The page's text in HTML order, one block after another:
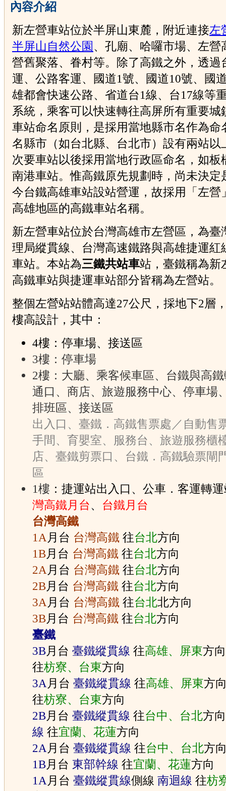
內容介紹
新左營車站位於半屏山東麓，附近連接左
半屏山自然公園、孔廟、哈囉市場、左營
營舊聚落、眷村等。除了高鐵之外，透過
運、公路客運、國道1號、國道10號、國
雄都會快速公路、省道台1線、台17線等
系統，乘客可以快速轉往高屏所有重要城
車站命名原則，是採用當地縣市名作為命
名縣市（如台北縣、台北市）設有兩站以
次要車站以後採用當地行政區命名，如板
南港車站。惟高鐵原先規劃時，尚未決定
今台鐵高雄車站設站營運，故採用「左營
高雄地區的高鐵車站名稱。
新左營車站位於台灣高雄市左營區，為臺
理局縱貫線、台灣高速鐵路與高雄捷運紅
車站。本站為三鐵共站車站，臺鐵稱為新
高鐵車站與捷運車站部分皆稱為左營站。
整個左營站站體高達27公尺，採地下2層
樓高設計，其中：
4樓：停車場、接送區
3樓：停車場
2樓：大廳、乘客候車區、台鐵與高
通口、商店、旅遊服務中心、停車場
排班區、接送區
出入口、臺鐵．高鐵售票處／自動售
手間、育嬰室、服務台、旅遊服務櫃
店、臺鐵剪票口、台鐵．高鐵驗票閘
區
1樓 ：捷運站出入口、公車．客運轉
灣高鐵月台、 台鐵月台
台灣高鐵
1A 月台 台灣高鐵 往台北方向
1B月台 台灣高鐵 往台北方向
2A 月台 台灣高鐵 往台北方向
2B月台 台灣高鐵 往台北方向
3A 月台 台灣高鐵 往台北北方向
3B月台 台灣高鐵 往台北方向
臺鐵
3B月台 臺鐵縱貫線 往高雄、屏東方
往枋寮、台東方向
3A 月台 臺鐵縱貫線 往高雄、屏東方
往枋寮、台東方向
2B月台 臺鐵縱貫線 往台中、台北方
線 往宜蘭、花蓮方向
2A 月台 臺鐵縱貫線 往台中、台北方
1B月台 東部幹線 往宜蘭、花蓮方向
1A 月台 臺鐵縱貫線側線 南迴線 往枋